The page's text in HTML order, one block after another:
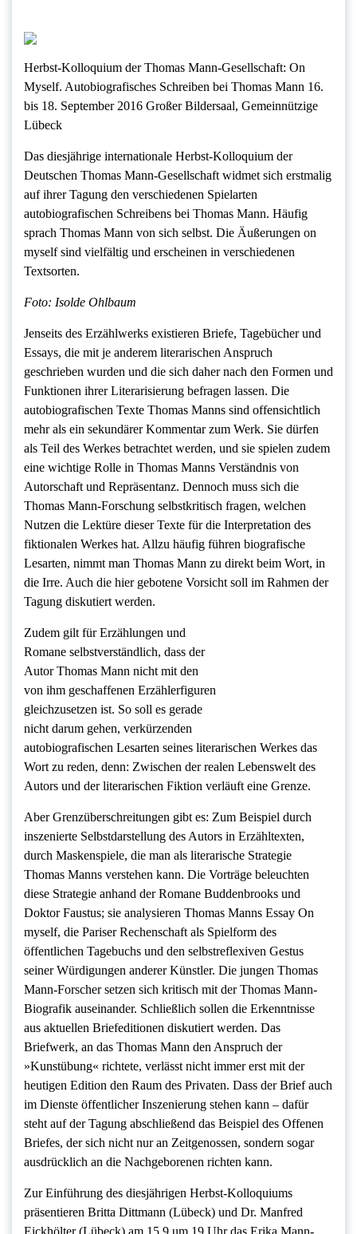
Herbst-Kolloquium der Thomas Mann-Gesellschaft: On
Myself. Autobiografisches Schreiben bei Thomas Mann 16.
bis 18. September 2016 Großer Bildersaal, Gemeinnützige
Lübeck
Das diesjährige internationale Herbst-Kolloquium der
Deutschen Thomas Mann-Gesellschaft widmet sich erstmalig
auf ihrer Tagung den verschiedenen Spielarten
autobiografischen Schreibens bei Thomas Mann. Häufig
sprach Thomas Mann von sich selbst. Die Äußerungen on
myself sind vielfältig und erscheinen in verschiedenen
Textsorten.
Foto: Isolde Ohlbaum
Jenseits des Erzählwerks existieren Briefe, Tagebücher und
Essays, die mit je anderem literarischen Anspruch
geschrieben wurden und die sich daher nach den Formen und
Funktionen ihrer Literarisierung befragen lassen. Die
autobiografischen Texte Thomas Manns sind offensichtlich
mehr als ein sekundärer Kommentar zum Werk. Sie dürfen
als Teil des Werkes betrachtet werden, und sie spielen zudem
eine wichtige Rolle in Thomas Manns Verständnis von
Autorschaft und Repräsentanz. Dennoch muss sich die
Thomas Mann-Forschung selbstkritisch fragen, welchen
Nutzen die Lektüre dieser Texte für die Interpretation des
fiktionalen Werkes hat. Allzu häufig führen biografische
Lesarten, nimmt man Thomas Mann zu direkt beim Wort, in
die Irre. Auch die hier gebotene Vorsicht soll im Rahmen der
Tagung diskutiert werden.
Zudem gilt für Erzählungen und
Romane selbstverständlich, dass der
Autor Thomas Mann nicht mit den
von ihm geschaffenen Erzählerfiguren
gleichzusetzen ist. So soll es gerade
nicht darum gehen, verkürzenden
autobiografischen Lesarten seines literarischen Werkes das
Wort zu reden, denn: Zwischen der realen Lebenswelt des
Autors und der literarischen Fiktion verläuft eine Grenze.
Aber Grenzüberschreitungen gibt es: Zum Beispiel durch
inszenierte Selbstdarstellung des Autors in Erzähltexten,
durch Maskenspiele, die man als literarische Strategie
Thomas Manns verstehen kann. Die Vorträge beleuchten
diese Strategie anhand der Romane Buddenbrooks und
Doktor Faustus; sie analysieren Thomas Manns Essay On
myself, die Pariser Rechenschaft als Spielform des
öffentlichen Tagebuchs und den selbstreflexiven Gestus
seiner Würdigungen anderer Künstler. Die jungen Thomas
Mann-Forscher setzen sich kritisch mit der Thomas Mann-
Biografik auseinander. Schließlich sollen die Erkenntnisse
aus aktuellen Briefeditionen diskutiert werden. Das
Briefwerk, an das Thomas Mann den Anspruch der
»Kunstübung« richtete, verlässt nicht immer erst mit der
heutigen Edition den Raum des Privaten. Dass der Brief auch
im Dienste öffentlicher Inszenierung stehen kann – dafür
steht auf der Tagung abschließend das Beispiel des Offenen
Briefes, der sich nicht nur an Zeitgenossen, sondern sogar
ausdrücklich an die Nachgeborenen richten kann.
Zur Einführung des diesjährigen Herbst-Kolloquiums
präsentieren Britta Dittmann (Lübeck) und Dr. Manfred